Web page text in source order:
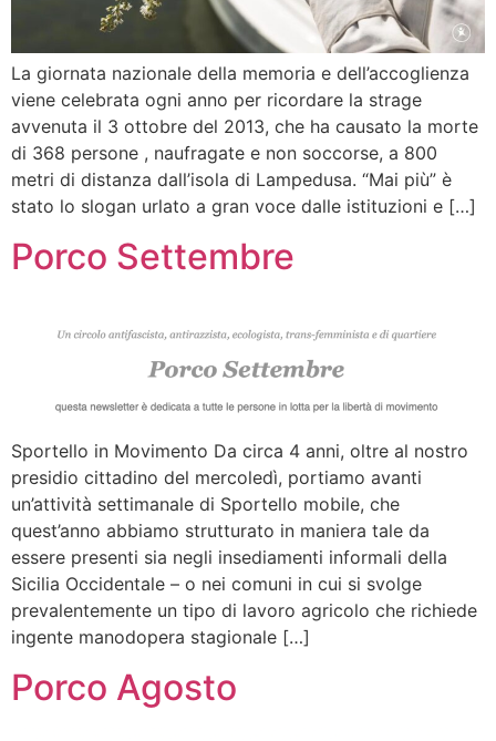
La giornata nazionale della memoria e dell’accoglienza
viene celebrata ogni anno per ricordare la strage
avvenuta il 3 ottobre del 2013, che ha causato la morte
di 368 persone , naufragate e non soccorse, a 800
metri di distanza dall’isola di Lampedusa. “Mai più” è
stato lo slogan urlato a gran voce dalle istituzioni e […]
Porco Settembre
Sportello in Movimento Da circa 4 anni, oltre al nostro
presidio cittadino del mercoledì, portiamo avanti
un’attività settimanale di Sportello mobile, che
quest’anno abbiamo strutturato in maniera tale da
essere presenti sia negli insediamenti informali della
Sicilia Occidentale – o nei comuni in cui si svolge
prevalentemente un tipo di lavoro agricolo che richiede
ingente manodopera stagionale […]
Porco Agosto